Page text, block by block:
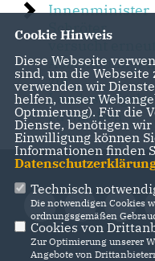
Innenminister
Schröter
versucht erneut,
Abschiebungen
zur
Landesaufgabe
zu machen
Cookie Hinweis
Diese Webseite
sind, um die
verwenden wir
helfen, unser
Optmierung). Für die
Dienste, benötigen
Einwilligung können
Informationen finden
Technisch
Die notwendigen Cookies
ordnungsgemäßen
Cookies von
Zur Optimierung unserer
Angebote von